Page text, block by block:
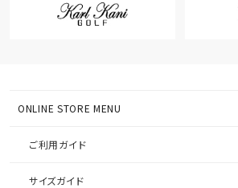
ONLINE STORE MENU
ご利用ガイド
サイズガイド